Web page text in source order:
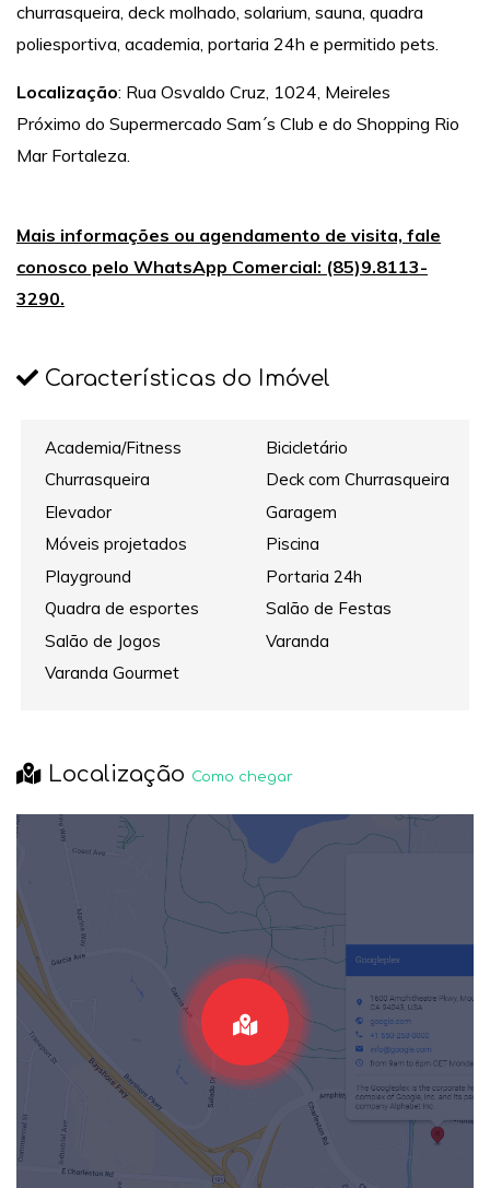
churrasqueira, deck molhado, solarium, sauna, quadra
poliesportiva, academia, portaria 24h e permitido pets.
Localização: Rua Osvaldo Cruz, 1024, Meireles
Próximo do Supermercado Sam´s Club e do Shopping Rio
Mar Fortaleza.
Mais informações ou agendamento de visita, fale
conosco pelo WhatsApp Comercial: (85)9.8113-
3290.
Características do Imóvel
Academia/Fitness
Bicicletário
Churrasqueira
Deck com Churrasqueira
Elevador
Garagem
Móveis projetados
Piscina
Playground
Portaria 24h
Quadra de esportes
Salão de Festas
Salão de Jogos
Varanda
Varanda Gourmet
Localização Como chegar